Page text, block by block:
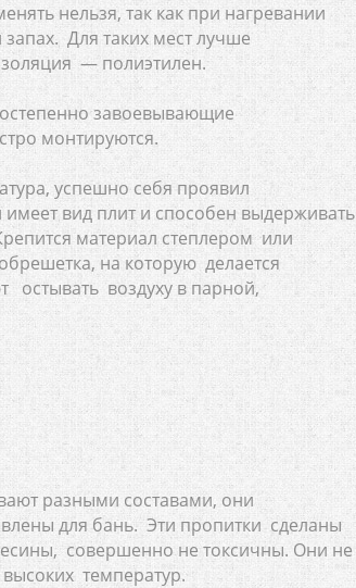
нельзя, так как при нагревании
Для таких мест лучше
— полиэтилен.
завоевывающие
монтируются.
успешно себя проявил
вид плит и способен выдерживать
материал степлером или
на которую делается
остывать воздуху в парной,
разными составами, они
для бань. Эти пропитки сделаны
совершенно не токсичны. Они не
температур.